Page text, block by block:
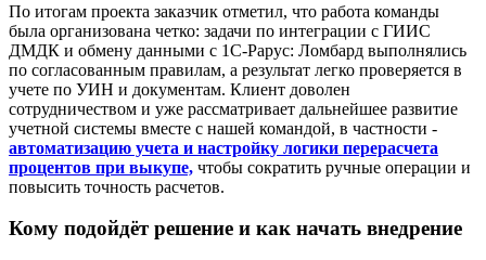
По итогам проекта заказчик отметил, что работа команды
была организована четко: задачи по интеграции с ГИИС
ДМДК и обмену данными с 1С-Рарус: Ломбард выполнялись
по согласованным правилам, а результат легко проверяется в
учете по УИН и документам. Клиент доволен
сотрудничеством и уже рассматривает дальнейшее развитие
учетной системы вместе с нашей командой, в частности -
автоматизацию учета и настройку логики перерасчета
процентов при выкупе, чтобы сократить ручные операции и
повысить точность расчетов.
Кому подойдёт решение и как начать внедрение